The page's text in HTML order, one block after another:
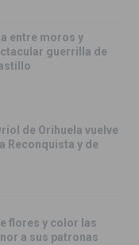
entre moros y
guerrilla de
de Orihuela vuelve
Reconquista y de
flores y color las
a sus patronas